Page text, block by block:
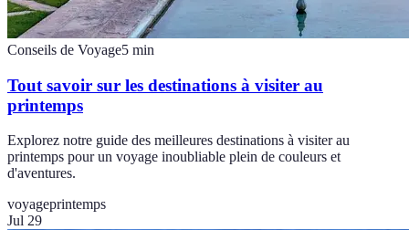
Conseils de Voyage5 min
Tout savoir sur les destinations à visiter au
printemps
Explorez notre guide des meilleures destinations à visiter au
printemps pour un voyage inoubliable plein de couleurs et
d'aventures.
voyageprintemps
Jul 29